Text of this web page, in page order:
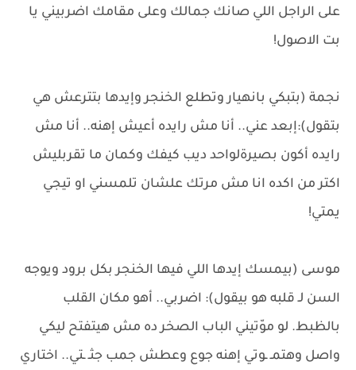
على الراجل اللي صانك جمالك وعلى مقامك اضربيني يا
بت الاصول!
نجمة (بتبكي بانهيار وتطلع الخنجر وإيدها بتترعش هي
بتقول):إبعد عني.. أنا مش رايده أعيش إهنه.. أنا مش
رايده أكون بصيرةلواحد ديب كيفك وكمان ما تقربليش
اكتر من اكده انا مش مرتك علشان تلمسني او تيجي
يمتي!
موسى (بيمسك إيدها اللي فيها الخنجر بكل برود ويوجه
السن لـ قلبه هو بيقول): اضربي.. أهو مكان القلب
بالظبط. لو موّتيني الباب الصخر ده مش هيتفتح ليكي
واصل وهتمـ ـوتي إهنه جوع وعطش جمب جثـ ـتي.. اختاري